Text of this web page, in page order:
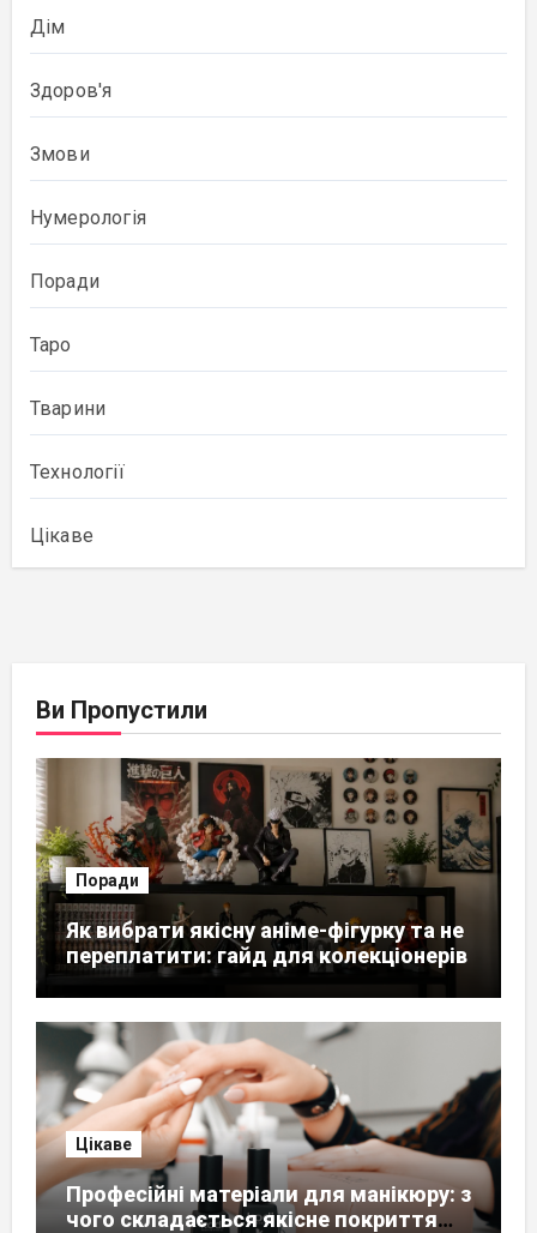
Дім
Здоров'я
Змови
Нумерологія
Поради
Таро
Тварини
Технології
Цікаве
Ви Пропустили
Поради
Як вибрати якісну аніме-фігурку та не
переплатити: гайд для колекціонерів
Цікаве
Професійні матеріали для манікюру: з
чого складається якісне покриття